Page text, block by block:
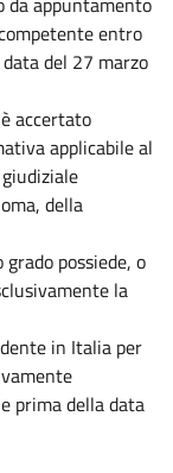
entro
del 27 marzo
accertato
applicabile al
della
possiede, o
la
in Italia per
prima della data